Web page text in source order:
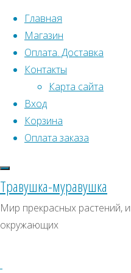
Перейти к содержимому
Главная
Магазин
Оплата. Доставка
Контакты
Карта сайта
Вход
Корзина
Оплата заказа
Травушка-муравушка
Мир прекрасных растений,
окружающих
Что искать:
Баптизия
Южная
Искать:
СКИДКИ, АКЦИИ